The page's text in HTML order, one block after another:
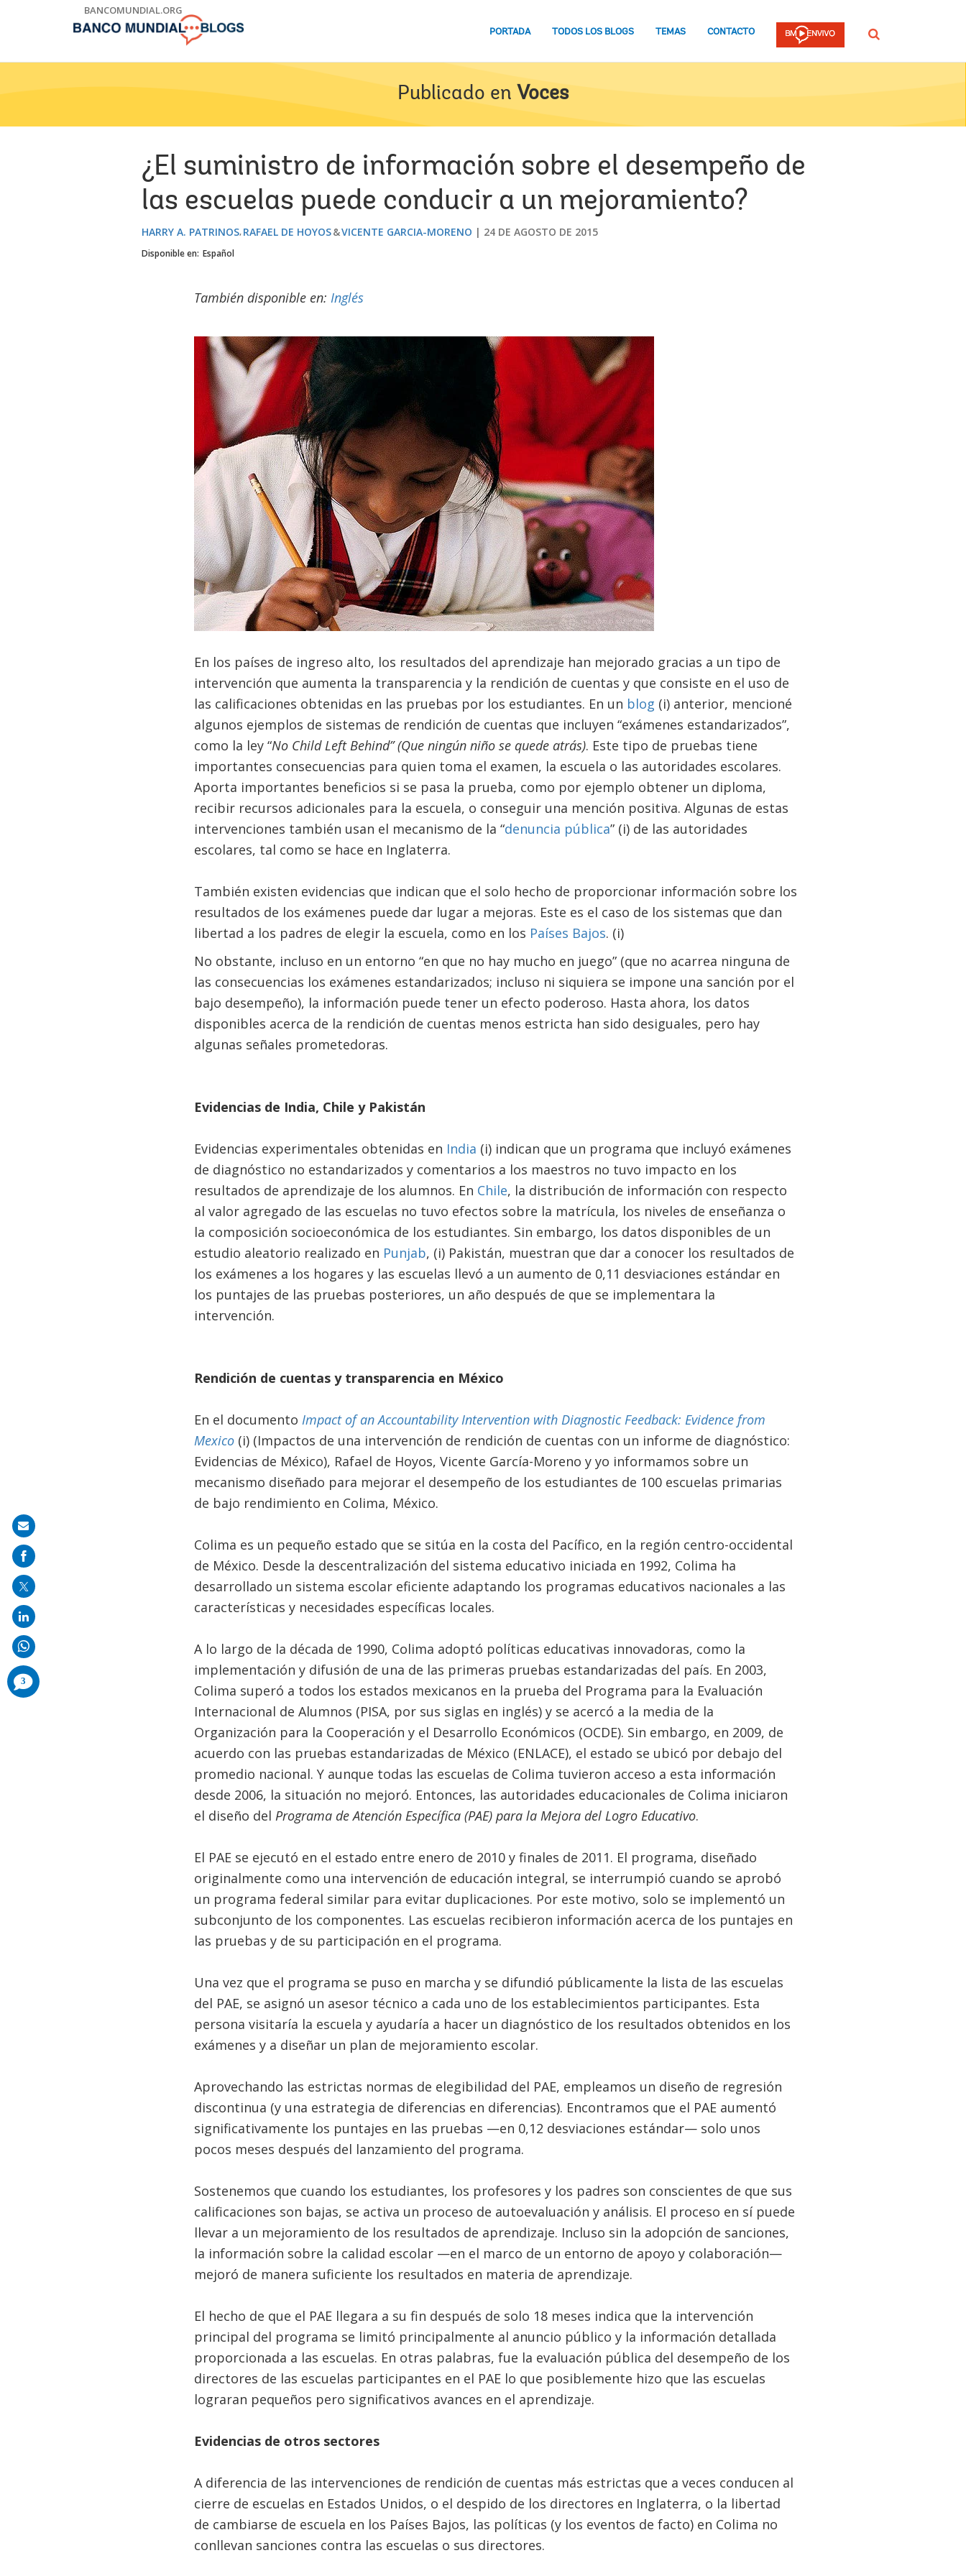
BANCOMUNDIAL.ORG
PORTADA TODOS LOS BLOGS TEMAS CONTACTO Buscar
Publicado en Voces
¿El suministro de información sobre el desempeño de
las escuelas puede conducir a un mejoramiento?
HARRY A. PATRINOS RAFAEL DE HOYOS VICENTE GARCIA-MORENO 24 DE AGOSTO DE 2015
Disponible en: Español
También disponible en: Inglés
En los países de ingreso alto, los resultados del aprendizaje han mejorado gracias a un tipo de
intervención que aumenta la transparencia y la rendición de cuentas y que consiste en el uso de
las calificaciones obtenidas en las pruebas por los estudiantes. En un blog (i) anterior, mencioné
algunos ejemplos de sistemas de rendición de cuentas que incluyen “exámenes estandarizados”,
como la ley “No Child Left Behind” (Que ningún niño se quede atrás). Este tipo de pruebas tiene
importantes consecuencias para quien toma el examen, la escuela o las autoridades escolares.
Aporta importantes beneficios si se pasa la prueba, como por ejemplo obtener un diploma,
recibir recursos adicionales para la escuela, o conseguir una mención positiva. Algunas de estas
intervenciones también usan el mecanismo de la “denuncia pública” (i) de las autoridades
escolares, tal como se hace en Inglaterra.
También existen evidencias que indican que el solo hecho de proporcionar información sobre los
resultados de los exámenes puede dar lugar a mejoras. Este es el caso de los sistemas que dan
libertad a los padres de elegir la escuela, como en los Países Bajos. (i)
No obstante, incluso en un entorno “en que no hay mucho en juego” (que no acarrea ninguna de
las consecuencias los exámenes estandarizados; incluso ni siquiera se impone una sanción por el
bajo desempeño), la información puede tener un efecto poderoso. Hasta ahora, los datos
disponibles acerca de la rendición de cuentas menos estricta han sido desiguales, pero hay
algunas señales prometedoras.
Evidencias de India, Chile y Pakistán
Evidencias experimentales obtenidas en India (i) indican que un programa que incluyó exámenes
de diagnóstico no estandarizados y comentarios a los maestros no tuvo impacto en los
resultados de aprendizaje de los alumnos. En Chile, la distribución de información con respecto
al valor agregado de las escuelas no tuvo efectos sobre la matrícula, los niveles de enseñanza o
la composición socioeconómica de los estudiantes. Sin embargo, los datos disponibles de un
estudio aleatorio realizado en Punjab, (i) Pakistán, muestran que dar a conocer los resultados de
los exámenes a los hogares y las escuelas llevó a un aumento de 0,11 desviaciones estándar en
los puntajes de las pruebas posteriores, un año después de que se implementara la
intervención.
Rendición de cuentas y transparencia en México
En el documento Impact of an Accountability Intervention with Diagnostic Feedback: Evidence from
Mexico(i) (Impactos de una intervención de rendición de cuentas con un informe de diagnóstico:
Evidencias de México), Rafael de Hoyos, Vicente García-Moreno y yo informamos sobre un
mecanismo diseñado para mejorar el desempeño de los estudiantes de 100 escuelas primarias
de bajo rendimiento en Colima, México.
Colima es un pequeño estado que se sitúa en la costa del Pacífico, en la región centro-occidental
de México. Desde la descentralización del sistema educativo iniciada en 1992, Colima ha
desarrollado un sistema escolar eficiente adaptando los programas educativos nacionales a las
características y necesidades específicas locales.
A lo largo de la década de 1990, Colima adoptó políticas educativas innovadoras, como la
implementación y difusión de una de las primeras pruebas estandarizadas del país. En 2003,
Colima superó a todos los estados mexicanos en la prueba del Programa para la Evaluación
Internacional de Alumnos (PISA, por sus siglas en inglés) y se acercó a la media de la
Organización para la Cooperación y el Desarrollo Económicos (OCDE). Sin embargo, en 2009, de
acuerdo con las pruebas estandarizadas de México (ENLACE), el estado se ubicó por debajo del
promedio nacional. Y aunque todas las escuelas de Colima tuvieron acceso a esta información
desde 2006, la situación no mejoró. Entonces, las autoridades educacionales de Colima iniciaron
el diseño del Programa de Atención Específica (PAE) para la Mejora del Logro Educativo.
El PAE se ejecutó en el estado entre enero de 2010 y finales de 2011. El programa, diseñado
originalmente como una intervención de educación integral, se interrumpió cuando se aprobó
un programa federal similar para evitar duplicaciones. Por este motivo, solo se implementó un
subconjunto de los componentes. Las escuelas recibieron información acerca de los puntajes en
las pruebas y de su participación en el programa.
Una vez que el programa se puso en marcha y se difundió públicamente la lista de las escuelas
del PAE, se asignó un asesor técnico a cada uno de los establecimientos participantes. Esta
persona visitaría la escuela y ayudaría a hacer un diagnóstico de los resultados obtenidos en los
exámenes y a diseñar un plan de mejoramiento escolar.
Aprovechando las estrictas normas de elegibilidad del PAE, empleamos un diseño de regresión
discontinua (y una estrategia de diferencias en diferencias). Encontramos que el PAE aumentó
significativamente los puntajes en las pruebas —en 0,12 desviaciones estándar— solo unos
pocos meses después del lanzamiento del programa.
Sostenemos que cuando los estudiantes, los profesores y los padres son conscientes de que sus
calificaciones son bajas, se activa un proceso de autoevaluación y análisis. El proceso en sí puede
llevar a un mejoramiento de los resultados de aprendizaje. Incluso sin la adopción de sanciones,
la información sobre la calidad escolar —en el marco de un entorno de apoyo y colaboración—
mejoró de manera suficiente los resultados en materia de aprendizaje.
El hecho de que el PAE llegara a su fin después de solo 18 meses indica que la intervención
principal del programa se limitó principalmente al anuncio público y la información detallada
proporcionada a las escuelas. En otras palabras, fue la evaluación pública del desempeño de los
directores de las escuelas participantes en el PAE lo que posiblemente hizo que las escuelas
lograran pequeños pero significativos avances en el aprendizaje.
Evidencias de otros sectores
A diferencia de las intervenciones de rendición de cuentas más estrictas que a veces conducen al
cierre de escuelas en Estados Unidos, o el despido de los directores en Inglaterra, o la libertad
de cambiarse de escuela en los Países Bajos, las políticas (y los eventos de facto) en Colima no
conllevan sanciones contra las escuelas o sus directores.
Share
on
mail
3
comments
added